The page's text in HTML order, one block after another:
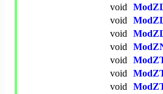
void
void
void
void
void
void
void